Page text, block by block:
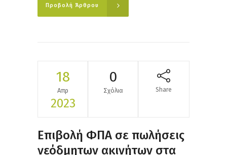
Προβολή Άρθρου
18
Απρ
2023
0
Σχόλια Share
Επιβολή ΦΠΑ σε πωλήσεις
νεόδμητων ακινήτων στα